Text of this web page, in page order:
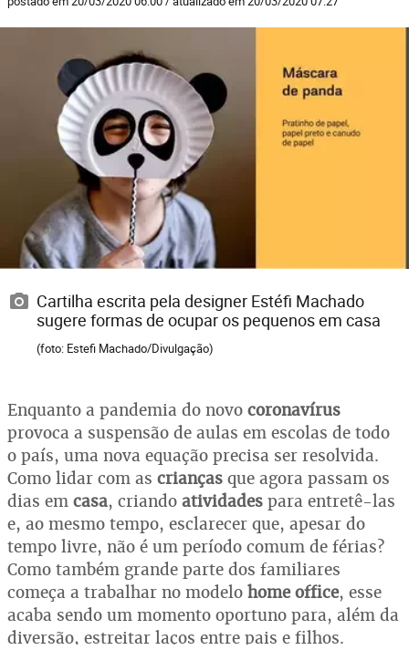
Cartilha escrita pela designer Estéfi Machado
sugere formas de ocupar os pequenos em casa
(foto: Estefi Machado/Divulgação)
Enquanto a pandemia do novo coronavírus
provoca a suspensão de aulas em escolas de todo
o país, uma nova equação precisa ser resolvida.
Como lidar com as crianças que agora passam os
dias em casa, criando atividades para entretê-las
e, ao mesmo tempo, esclarecer que, apesar do
tempo livre, não é um período comum de férias?
Como também grande parte dos familiares
começa a trabalhar no modelo home office, esse
acaba sendo um momento oportuno para, além da
diversão, estreitar laços entre pais e filhos.